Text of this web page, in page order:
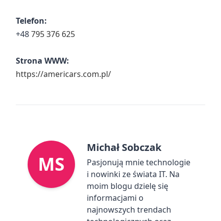
Telefon:
+48795 376 625
Strona WWW:
https://americars.com.pl/
MS
Michał Sobczak
Pasjonują mnie technologie
i nowinki ze świata IT. Na
moim blogu dzielę się
informacjami o
najnowszych trendach